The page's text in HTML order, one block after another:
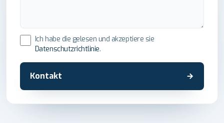
Ich habe die gelesen und akzeptiere sie
Datenschutzrichtlinie.
Kontakt